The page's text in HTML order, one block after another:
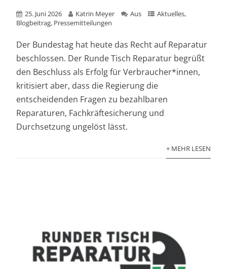
25. Juni 2026 Katrin Meyer Aus Aktuelles,
Blogbeitrag, Pressemitteilungen
Der Bundestag hat heute das Recht auf Reparatur
beschlossen. Der Runde Tisch Reparatur begrüßt
den Beschluss als Erfolg für Verbraucher*innen,
kritisiert aber, dass die Regierung die
entscheidenden Fragen zu bezahlbaren
Reparaturen, Fachkräftesicherung und
Durchsetzung ungelöst lässt.
+ MEHR LESEN